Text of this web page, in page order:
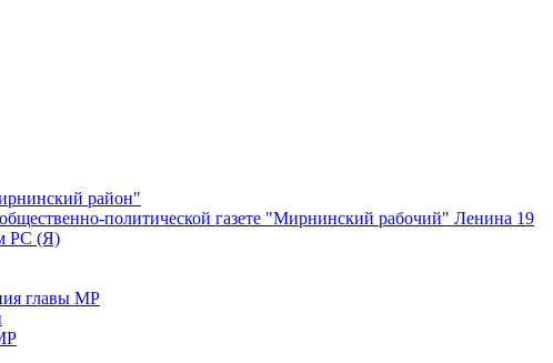
район"
политической газете "Мирнинский рабочий" Ленина 19
РС (Я)
главы МР